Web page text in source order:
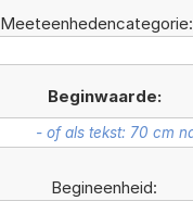
Meeteenhedencategorie:
Beginwaarde:
Begineenheid: